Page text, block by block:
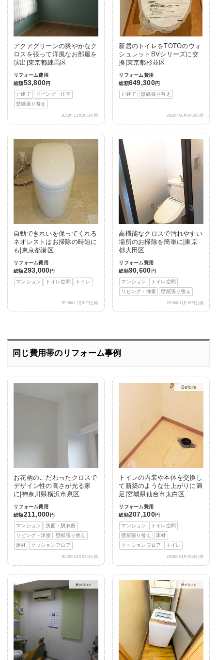
アクアグリーンの爽やかなク
ロスを張って洋風なお部屋を
演出|東京都練馬区
リフォーム費用
総額53,800円
戸建て
リビング・洋室
壁紙張り替え
2013年11月20日公開
新居のトイレをTOTOのウォ
シュレットBVシリーズに交
換|東京都杉並区
リフォーム費用
総額649,300円
戸建て
壁紙張り替え
2016年06月04日公開
自動できれいを保ってくれる
ネオレストはお掃除の時短に
も|東京都港区
リフォーム費用
総額293,000 円
マンション
トイレ空間 トイレ
2018年11月02日公開
高機能なクロスで汚れやすい
場所のお掃除を簡単に|東京
都大田区
リフォーム費用
総額90,600 円
マンション
トイレ空間
リビング・洋室
壁紙張り替え
2018年11月16日公開
同じ費用帯のリフォーム事例
お花柄のこだわったクロスで
デザイン性の高さが光る家
に|神奈川県横浜市泉区
リフォーム費用
総額211,000 円
マンション
洗面・脱衣所
リビング・洋室
壁紙張り替え
床材
クッションフロア
2013年10月24日公開
After
トイレの内装や本体を交換し
て新築のような仕上がりに満
足|宮城県仙台市太白区
リフォーム費用
総額207,100円
マンション
トイレ空間
壁紙張り替え
床材
クッションフロア
トイレ
2016年01月05日公開
After After